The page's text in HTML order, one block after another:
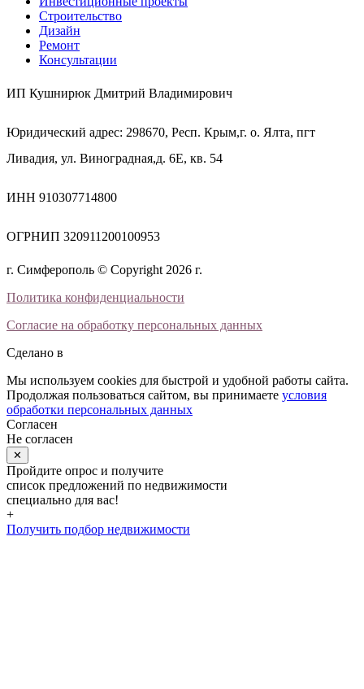
Строительство
Дизайн
Ремонт
Консультации
ИП Кушнирюк Дмитрий Владимирович
Юридический адрес: 298670, Респ. Крым,г. о. Ялта, пгт
Ливадия, ул. Виноградная,д. 6Е, кв. 54
ИНН 910307714800
ОГРНИП 320911200100953
г. Симферополь © Copyright 2026 г.
Политика конфиденциальности
Согласие на обработку персональных данных
Сделано в
Мы используем cookies для быстрой и удобной работы сайта.
Продолжая пользоваться сайтом, вы принимаете условия
обработки персональных данных
Согласен
Не согласен
✕
Пройдите опрос и получите
список предложений по недвижимости
специально для вас!
+
Получить подбор недвижимости